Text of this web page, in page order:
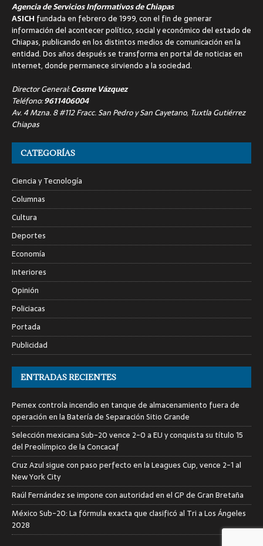
Agencia de Servicios Informativos de Chiapas
ASICH fundada en febrero de 1999, con el fin de generar
información del acontecer político, social y económico del estado de
Chiapas, publicando en los distintos medios de comunicación en la
entidad. Dos años después se transforma en portal de noticias en
internet, donde permanece sirviendo a la sociedad.
Director General:Cosme Vázquez
Teléfono:9611406004
Av. 4 Mzna. 8 #112 Fracc. San Pedro y San Cayetano, Tuxtla Gutiérrez
Chiapas
CATEGORÍAS
Ciencia y Tecnología
Columnas
Cultura
Deportes
Economía
Interiores
Opinión
Policiacas
Portada
Publicidad
ENTRADAS RECIENTES
Pemex controla incendio en tanque de almacenamiento fuera de
operación en la Batería de Separación Sitio Grande
Selección mexicana Sub-20 vence 2-0 a EU y conquista su título 15
del Preolímpico de la Concacaf
Cruz Azul sigue con paso perfecto en la Leagues Cup, vence 2-1 al
New York City
Raúl Fernández se impone con autoridad en el GP de Gran Bretaña
México Sub-20: La fórmula exacta que clasificó al Tri a Los Ángeles
2028